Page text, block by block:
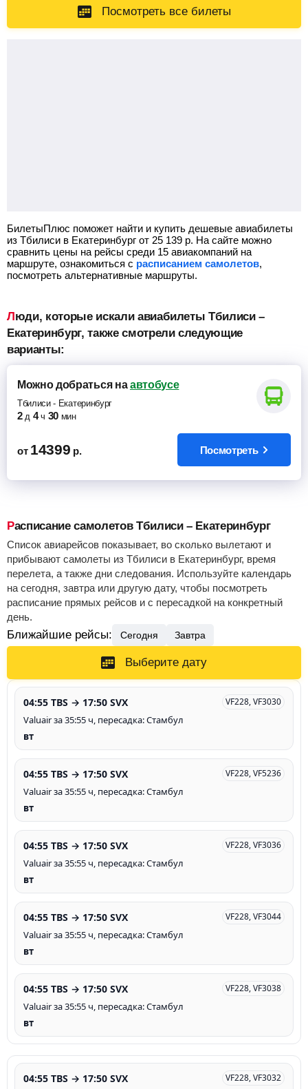
Посмотреть все билеты
БилетыПлюс поможет найти и купить дешевые авиабилеты
из Тбилиси в Екатеринбург от 25 139 р. На сайте можно
сравнить цены на рейсы среди 15 авиакомпаний на
маршруте, ознакомиться с расписанием самолетов,
посмотреть альтернативные маршруты.
Люди, которые искали авиабилеты Тбилиси –
Екатеринбург, также смотрели следующие
варианты:
Можно добратьсяна автобусе
Тбилиси- Екатеринбург
2 д 4 ч 30 мин
от 14399 р. Посмотреть
Расписание самолетов Тбилиси – Екатеринбург
Список авиарейсов показывает, во сколько вылетают и
прибывают самолеты из Тбилиси в Екатеринбург, время
перелета, а также дни следования. Используйте календарь
на сегодня, завтра или другую дату, чтобы посмотреть
расписание прямых рейсов и с пересадкой на конкретный
день.
Ближайшие рейсы: Сегодня Завтра
Выберите дату
04:55 TBS → 17:50 SVX VF228, VF3030
Valuair за 35:55 ч, пересадка: Стамбул
вт
04:55 TBS → 17:50 SVX VF228, VF5236
Valuair за 35:55 ч, пересадка: Стамбул
вт
04:55 TBS → 17:50 SVX VF228, VF3036
Valuair за 35:55 ч, пересадка: Стамбул
вт
04:55 TBS → 17:50 SVX VF228, VF3044
Valuair за 35:55 ч, пересадка: Стамбул
вт
04:55 TBS → 17:50 SVX VF228, VF3038
Valuair за 35:55 ч, пересадка: Стамбул
вт
04:55 TBS → 17:50 SVX VF228, VF3032